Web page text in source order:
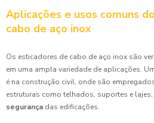
Aplicações e usos comuns
cabo de aço inox
Os esticadores de cabo de aço inox são
em uma ampla variedade de aplicações.
é na construção civil, onde são
estruturas como telhados, suportes e
segurança das edificações.